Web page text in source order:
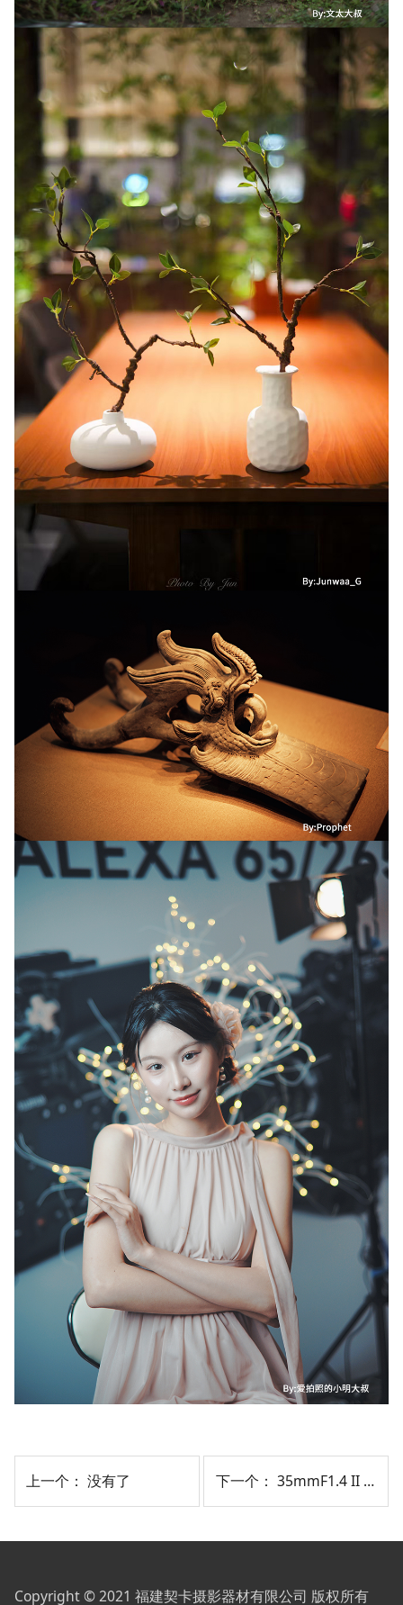
上一个： 没有了 下一个： 35mmF1.4 II 全画幅镜头
Copyright © 2021 福建契卡摄影器材有限公司 版权所有